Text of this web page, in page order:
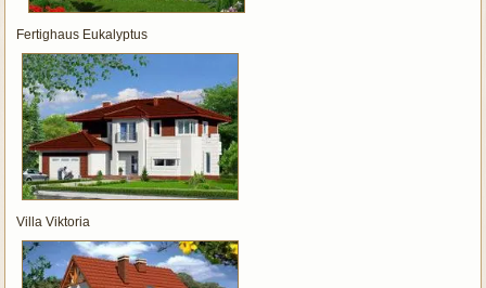
Fertighaus Eukalyptus
Villa Viktoria